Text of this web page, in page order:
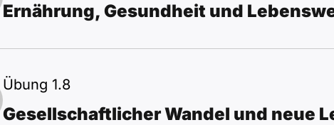
Ernährung, Gesundheit und
Übung 1.8
Gesellschaftlicher Wandel und neue